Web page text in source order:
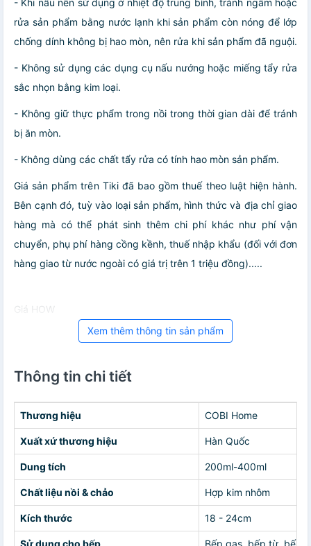
rửa sản phẩm bằng nước lạnh khi sản phẩm còn nóng để lớp
chống dính không bị hao mòn, nên rửa khi sản phẩm đã nguội.
- Không sử dụng các dụng cụ nấu nướng hoặc miếng tẩy rửa
sắc nhọn bằng kim loại.
- Không giữ thực phẩm trong nồi trong thời gian dài để tránh
bị ăn mòn.
- Không dùng các chất tẩy rửa có tính hao mòn sản phẩm.
Giá sản phẩm trên Tiki đã bao gồm thuế theo luật hiện hành.
Bên cạnh đó, tuỳ vào loại sản phẩm, hình thức và địa chỉ giao
hàng mà có thể phát sinh thêm chi phí khác như phí vận
chuyển, phụ phí hàng cồng kềnh, thuế nhập khẩu (đối với đơn
hàng giao từ nước ngoài có giá trị trên 1 triệu đồng).....
Giá HOW
Xem thêm thông tin sản phẩm
Thông tin chi tiết
Thương hiệu COBI Home
Xuất xứ thương hiệu Hàn Quốc
Dung tích 200ml-400ml
Chất liệu nồi & chảo Hợp kim nhôm
Kích thước 18 - 24cm
Sử dụng cho bếp Bếp gas, bếp từ, bếp